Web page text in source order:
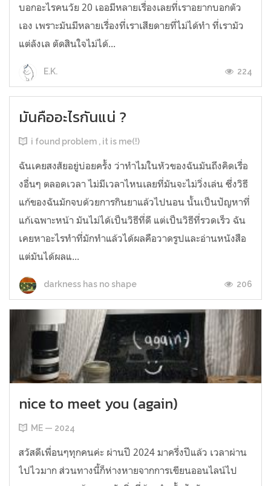
บอกอะไรคนวัย 20 เออมีหลายเรื่องเลยที่เราอยากบอกตัว
เอง เพราะมันมีหลายเรื่องที่เราเสียดายที่ไม่ได้ทำ ที่เรามัว
แต่ลังเล ตัดสินใจไม่ได้...
E.K. 224
มันคืออะไรกันแน่ ?
i found problem , it is me(!)
ฉันเคยสงสัยอยู่บ่อยครั้ง ว่าทำไมในหัวของฉันมันถึงคิดเรื่อ
งอื่นๆ ตลอดเวลา ไม่มีเวลาไหนเลยที่มันจะไม่วิ่งเล่น ซึ่งวิธี
แก้ของฉันมักจบด้วยการกินยาแล้วไปนอน นั้นเป็นปัญหาที่
แก้เฉพาะหน้า มันไม่ได้เป็นวิธีที่ดี แต่เป็นวิธีที่รวดเร็ว ฉัน
เคยหาอะไรทำที่มักทำแล้วได้ผลคือวาดรูปและอ่านหนังสือ
แต่มันได้ผลแ...
darkness has no shape 206
nice to meet you (again)
ME — 2024
สวัสดีเพื่อนๆทุกคนค่ะ ผ่านปี 2024 มาครึ่งปีแล้ว เวลาผ่าน
ไปไวมาก ส่วนทางนี้ก็ห่างหายจากการเขียนออนไลน์ไป